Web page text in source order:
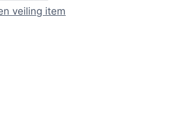
veiling item